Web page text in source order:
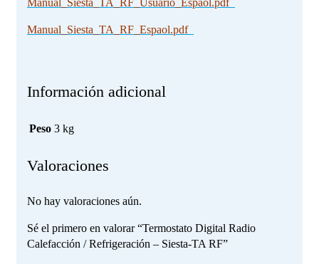
Manual_Siesta_TA_RF_Espaol.pdf
Información adicional
Peso 3 kg
Valoraciones
No hay valoraciones aún.
Sé el primero en valorar “Termostato Digital Radio
Calefacción / Refrigeración – Siesta-TA RF”